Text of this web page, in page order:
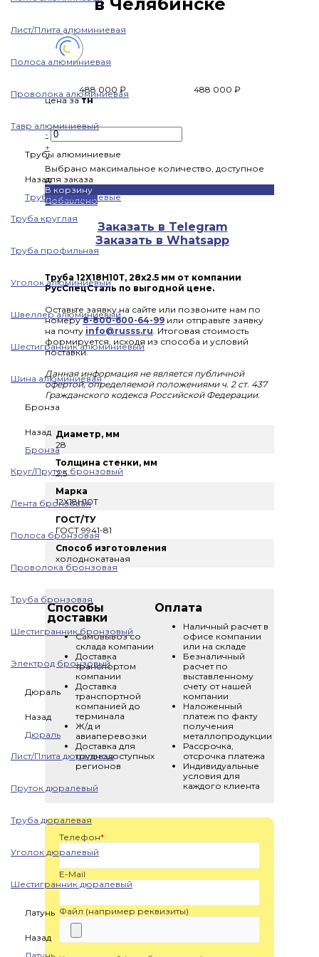
Лист/Плита алюминиевая
Полоса алюминиевая
Проволока алюминиевая
Тавр алюминиевый
Трубы алюминиевые
Назад
Трубы алюминиевые
Труба круглая
Труба профильная
Уголок алюминиевый
Швеллер алюминиевый
Шестигранник алюминиевый
Шина алюминиевая
Бронза
Назад
Бронза
Круг/Пруток бронзовый
Лента бронзовая
Полоса бронзовая
Проволока бронзовая
Труба бронзовая
Шестигранник бронзовый
Электрод бронзовый
Дюраль
Назад
Дюраль
Лист/Плита дюралевая
Пруток дюралевый
Труба дюралевая
Уголок дюралевый
Шестигранник дюралевый
Латунь
Назад
488 000 ₽
488 000 ₽
цена затн
-
+
×
Выбрано максимальное количество, доступное
для заказа
В корзину
Добавлено
Заказать в Telegram
Заказать в Whatsapp
Труба 12Х18Н10Т, 28х2.5 мм от компании
РусСпецСталь по выгодной цене.
Оставьте заявку на сайте или позвоните нам по
номеру8-800-600-64-99 или отправьте заявку
на почту info@russs.ru. Итоговая стоимость
формируется, исходя из способа и условий
поставки.
Данная информация не является публичной
офертой, определяемой положениями ч. 2 ст. 437
Гражданского кодекса Российской Федерации.
Диаметр, мм
28
Толщина стенки, мм
2,5
Марка
12Х18Н10Т
ГОСТ/ТУ
ГОСТ 9941-81
Способ изготовления
холоднокатаная
Способы
доставки
Самовывоз со
склада компании
Доставка
транспортом
компании
Доставка
транспортной
компанией до
терминала
Ж/д и
авиаперевозки
Доставка для
труднодоступных
регионов
Оплата
Наличный расчет в
офисе компании
или на складе
Безналичный
расчет по
выставленному
счету от нашей
компании
Наложенный
платеж по факту
получения
металлопродукции
Рассрочка,
отсрочка платежа
Индивидуальные
условия для
каждого клиента
Телефон*
E-Mail
Файл (например реквизиты)